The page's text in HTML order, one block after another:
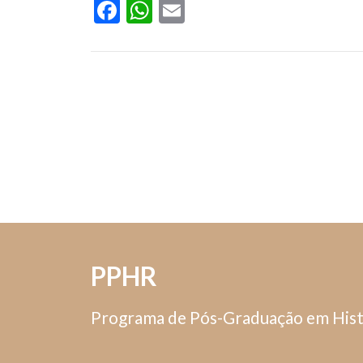
Facebook
WhatsApp
PPHR
Programa de Pós-Graduação em